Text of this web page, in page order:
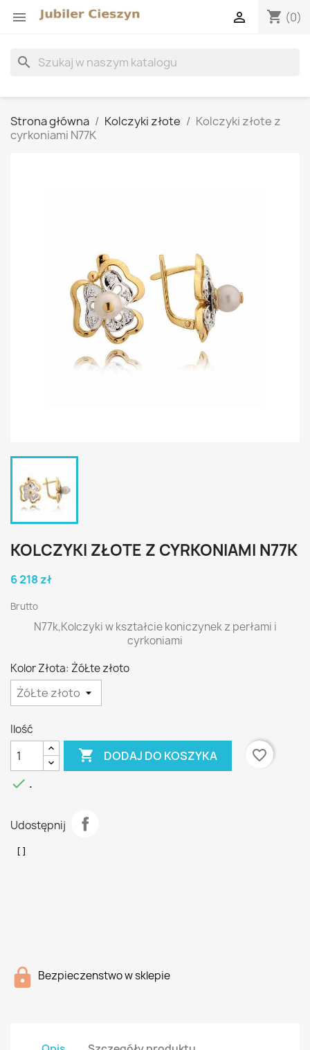
 shopping_cart (0)

search
Strona główna Kolczyki złote
Kolczyki złote z
cyrkoniami N77K
KOLCZYKI ZŁOTE Z CYRKONIAMI N77K
6 218 zł
Brutto
N77k,Kolczyki w kształcie koniczynek z perłami i
cyrkoniami
Kolor Złota: ŻóŁte złoto
Ilość
 DODAJ DO KOSZYKA
favorite_border
 .
Udostępnij
Bezpieczenstwo w sklepie